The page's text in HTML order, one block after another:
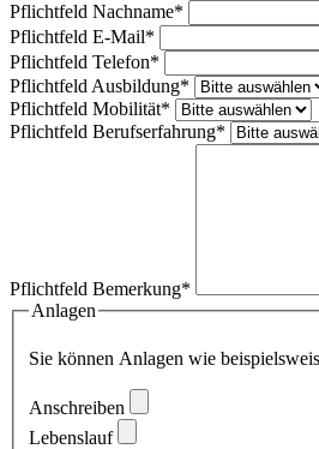
Pflichtfeld Nachname*
Pflichtfeld E-Mail*
Pflichtfeld Telefon*
Pflichtfeld Ausbildung*
Pflichtfeld Mobilität*
Pflichtfeld Berufserfahrung*
Pflichtfeld Bemerkung*
Anlagen
Sie können Anlagen wie
Anschreiben
Lebenslauf